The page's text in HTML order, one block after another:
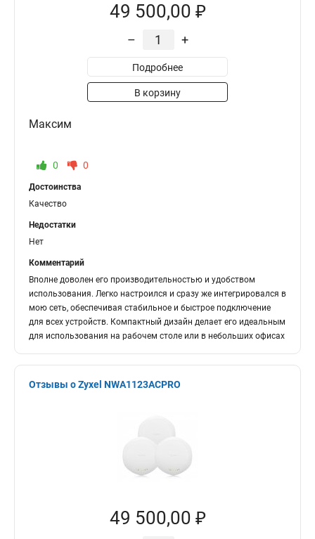
49 500,00 ₽
– +
Подробнее
В корзину
Максим
0 0
Достоинства
Качество
Недостатки
Нет
Комментарий
Вполне доволен его производительностью и удобством
использования. Легко настроился и сразу же интегрировался в
мою сеть, обеспечивая стабильное и быстрое подключение
для всех устройств. Компактный дизайн делает его идеальным
для использования на рабочем столе или в небольших офисах
Отзывы о Zyxel NWA1123ACPRO
49 500,00 ₽